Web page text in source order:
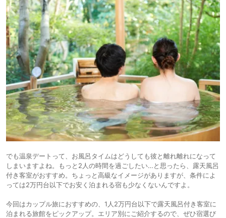
でも温泉デートって、お風呂タイムはどうしても彼と離れ離れになって
しまいますよね。もっと2人の時間を過ごしたい…と思ったら、露天風呂
付き客室がおすすめ。ちょっと高級なイメージがありますが、条件によ
っては2万円台以下でお安く泊まれる宿も少なくないんですよ。
今回はカップル旅におすすめの、1人2万円台以下で露天風呂付き客室に
泊まれる旅館をピックアップ。エリア別にご紹介するので、ぜひ宿選び